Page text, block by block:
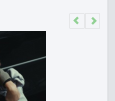
Previous
Next